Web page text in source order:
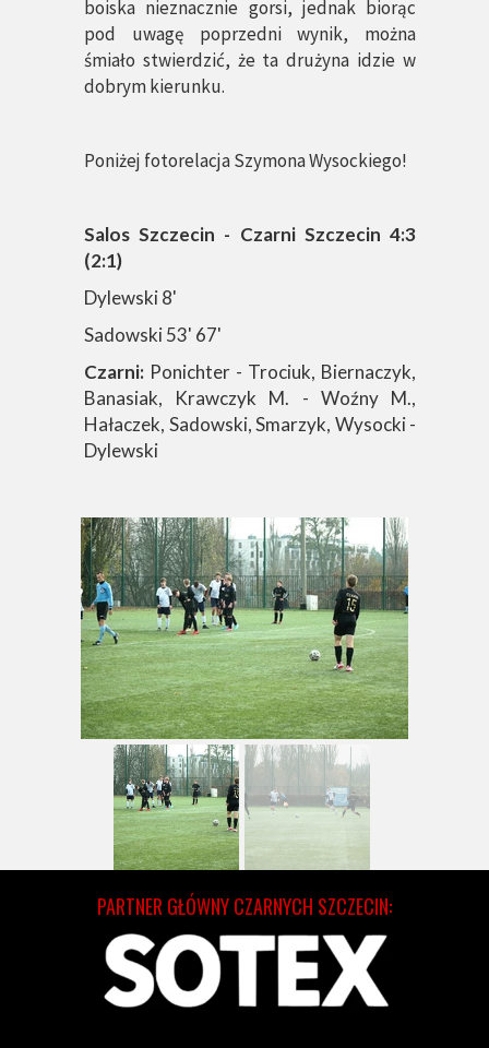
boiska nieznacznie gorsi, jednak biorąc
pod uwagę poprzedni wynik, można
śmiało stwierdzić, że ta drużyna idzie w
dobrym kierunku.
Poniżej fotorelacja Szymona Wysockiego!
Salos Szczecin - Czarni Szczecin 4:3
(2:1)
Dylewski 8'
Sadowski 53' 67'
Czarni: Ponichter - Trociuk, Biernaczyk,
Banasiak, Krawczyk M. - Woźny M.,
Hałaczek, Sadowski, Smarzyk, Wysocki -
Dylewski
PARTNER GŁÓWNY CZARNYCH SZCZECIN: